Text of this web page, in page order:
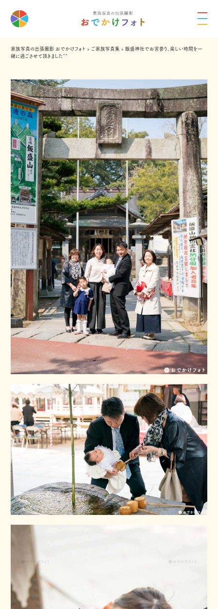
家族写真の出張撮影 おでかけフォト › ご家族写真集 › 飯盛神社でお宮参り、楽しい時間を一
緒に過ごさせて頂きました^^